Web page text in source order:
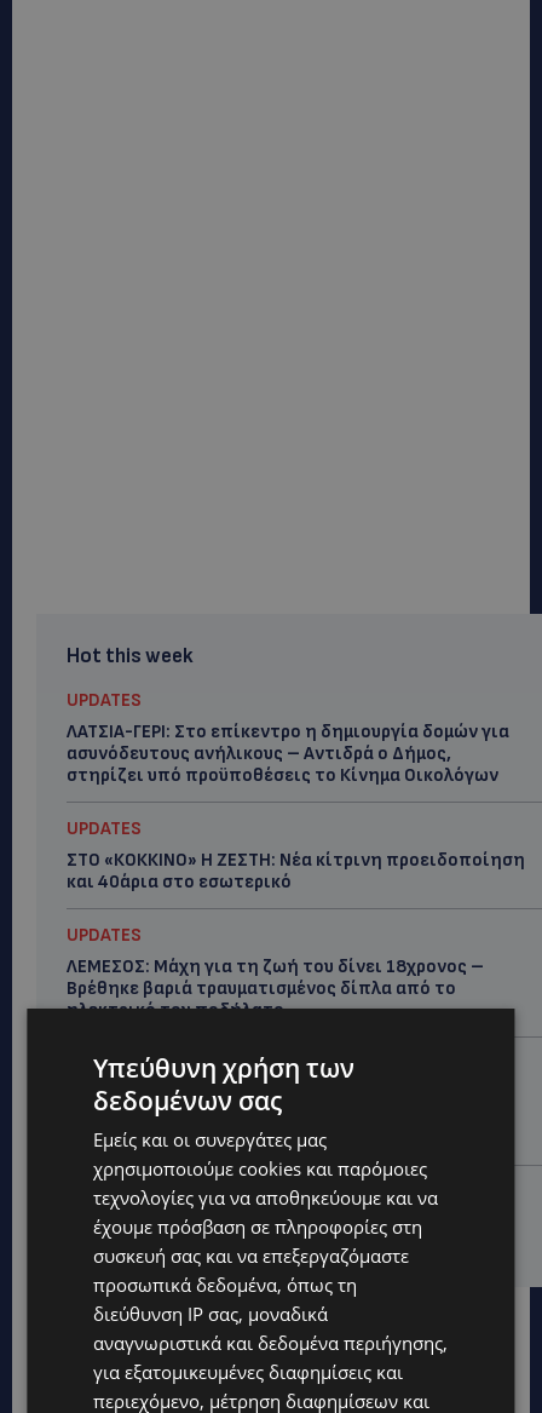
Hot this week
UPDATES
ΛΑΤΣΙΑ-ΓΕΡΙ: Στο επίκεντρο η δημιουργία δομών για
ασυνόδευτους ανήλικους – Αντιδρά ο Δήμος,
στηρίζει υπό προϋποθέσεις το Κίνημα Οικολόγων
UPDATES
ΣΤΟ «ΚΟΚΚΙΝΟ» Η ΖΕΣΤΗ: Νέα κίτρινη προειδοποίηση
και 40άρια στο εσωτερικό
UPDATES
ΛΕΜΕΣΟΣ: Μάχη για τη ζωή του δίνει 18χρονος –
Βρέθηκε βαριά τραυματισμένος δίπλα από το
ηλεκτρικό του ποδήλατο
UPDATES
«ENOLA GAY»: Το τραγούδι που κράτησε ζωντανή τη
μνήμη της Χιροσίμα – 81 χρόνια από τη μέρα που
άλλαξε την ανθρωπότητα-(Bίντεο)
ΚΟΣΜΙΚΑ
PERNERA BEACH HOTEL: Εκλεκτές παρουσίες στα 50
χρόνια ενός ιστορικού ξενοδοχείου-Ποιους είδαμε
Υπεύθυνη χρήση των
δεδομένων σας
Εμείς και οι συνεργάτες μας
χρησιμοποιούμε cookies και παρόμοιες
τεχνολογίες για να αποθηκεύουμε και να
έχουμε πρόσβαση σε πληροφορίες στη
συσκευή σας και να επεξεργαζόμαστε
προσωπικά δεδομένα, όπως τη
διεύθυνση IP σας, μοναδικά
αναγνωριστικά και δεδομένα περιήγησης,
για εξατομικευμένες διαφημίσεις και
περιεχόμενο, μέτρηση διαφημίσεων και